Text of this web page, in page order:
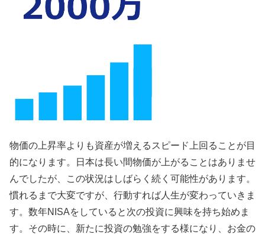
物価の上昇率よりも資産が増えるスピード上回ることが目
的になります。日本は長い間物価が上がることはありませ
んでしたが、この状況はしばらく続く可能性があります。
慣れるまで大変ですが、行動すれば人生が変わっていきま
す。数年NISAをしていると次の投資に興味を持ち始めま
す。その時に、新たに投資の勉強をする様になり、お金の